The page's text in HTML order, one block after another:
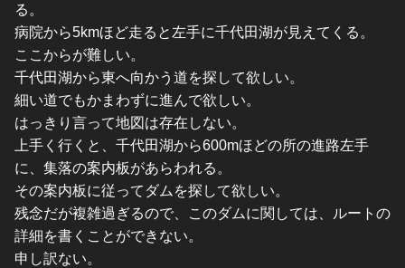
る。
病院から5kmほど走ると左手に千代田湖が見えてくる。
ここからが難しい。
千代田湖から東へ向かう道を探して欲しい。
細い道でもかまわずに進んで欲しい。
はっきり言って地図は存在しない。
上手く行くと、千代田湖から600mほどの所の進路左手
に、集落の案内板があらわれる。
その案内板に従ってダムを探して欲しい。
残念だが複雑過ぎるので、このダムに関しては、ルートの
詳細を書くことができない。
申し訳ない。